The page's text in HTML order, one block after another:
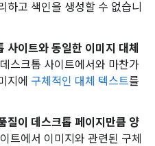
하고 색인을 생성할 수 없습니
사이트와 동일한 이미지 대체
데스크톱 사이트에서와 마찬가
지에 구체적인 대체 텍스트를
질이 데스크톱 페이지만큼 양
트에서 이미지와 관련된 구체